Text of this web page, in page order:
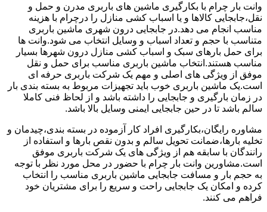
وانت بار چرام با بکارگیری ماشین های باربری مدرن و حمل و
نقل،جابجایی کالاها و یا اسباب کشی منازل را درچرام با هزینه
مناسب انجام می دهد.در جابجایی درون شهری ماشین باربری
متناسب با حجم و تعداد اسباب و وسایل انتخاب می شود.وانت ها
برای حمل بارهای سبک و اسباب کشی منازل درون شهرها بسیار
مناسب هستند.انتخاب ماشین باربری مناسب برای حمل و نقل
موفق از ویژگی های اصلی و مهم یک شرکت باربری حرفه ای
است.یک ماشین باربری خوب باید تجهیزات مربوط به بسته بندی بار
در زمان بارگیری و جابجایی را داشته باشد و از لحاظ فنی کاملا
سالم باشد تا در حین جابجایی ایمنی وسایل بالا باشد.
مشاوره رایگان،بکارگیری افراد کار آزموده در بسته بندی،چیدمان و
تخلیه بارها،ضمانت تحویل سالم و بدون نقص بارها و استفاده از
رانندگان با سابقه هم از ویژگی های یک شرکت باربری موفق
است.مشاورین وانت بار چرام با حضور در محل مورد نظر با توجه
به حجم بار و مسافت جابجایی ماشین باربری مناسب را انتخاب
کرده و امکان یک جابجایی راحت و سریع را برای مشتریان خود
فراهم می کنند.